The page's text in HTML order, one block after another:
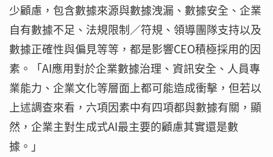
少顧慮，包含數據來源與數據洩漏、數據安全、企業
自有數據不足、法規限制／符規、領導團隊支持以及
數據正確性與偏見等等，都是影響CEO積極採用的因
素。「AI應用對於企業數據治理、資訊安全、人員專
業能力、企業文化等層面上都可能造成衝擊，但若以
上述調查來看，六項因素中有四項都與數據有關，顯
然，企業主對生成式AI最主要的顧慮其實還是數
據。」